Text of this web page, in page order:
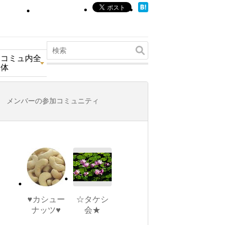
コミュ内全
体
メンバーの参加コミュニティ
♥カシュー
ナッツ♥
☆タケシ
会★